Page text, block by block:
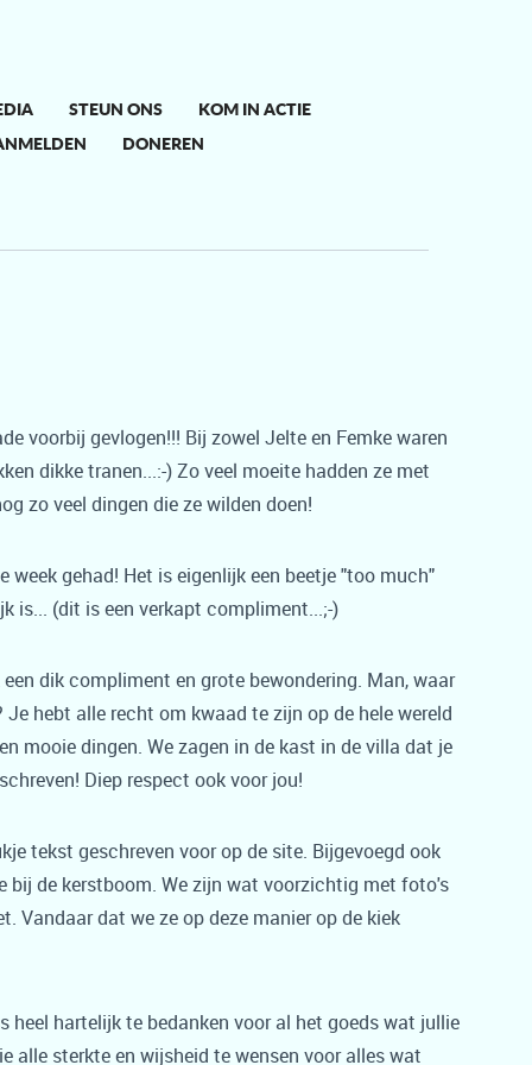
STEUN ONS
KOM IN ACTIE
DONEREN
voorbij gevlogen!!! Bij zowel Jelte en Femke waren
dikke tranen...:-) Zo veel moeite hadden ze met
zo veel dingen die ze wilden doen!
week gehad! Het is eigenlijk een beetje "too much"
is... (dit is een verkapt compliment...;-)
dik compliment en grote bewondering. Man, waar
Je hebt alle recht om kwaad te zijn op de hele wereld
mooie dingen. We zagen in de kast in de villa dat je
Diep respect ook voor jou!
tekst geschreven voor op de site. Bijgevoegd ook
bij de kerstboom. We zijn wat voorzichtig met foto's
Vandaar dat we ze op deze manier op de kiek
heel hartelijk te bedanken voor al het goeds wat jullie
alle sterkte en wijsheid te wensen voor alles wat